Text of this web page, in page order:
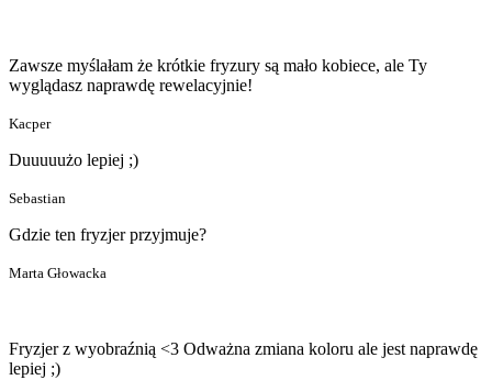
Zawsze myślałam że krótkie fryzury są mało kobiece, ale Ty
wyglądasz naprawdę rewelacyjnie!
Kacper
Duuuuużo lepiej ;)
Sebastian
Gdzie ten fryzjer przyjmuje?
Marta Głowacka
Fryzjer z wyobraźnią <3 Odważna zmiana koloru ale jest naprawdę
lepiej ;)